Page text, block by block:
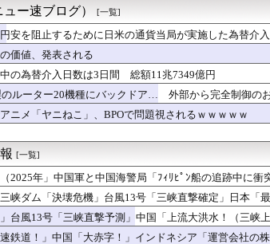
るよ」〈年金月17万円・74歳男性〉物価高で変...
にして収賄で起訴された
数年で枯渇、研究者の削減不可避
力応援表明 「このままでは勝てない」中道の態度を...
？「13歳の壁」と子どもが賢くなる生成AIの使...
・欧州でも「韓国旅行」ブーム
手術映像がヤバすぎる → 医療機器が飛び交う激震...
自ら玄関を開けて招き入れた客によって家の中が無茶...
ン”と呼ぶのも恥ずかしいレベル」“停滞”する久...
市線の橋脚にスプレーで落書きする動画がネットで話...
市区町村ランキング 1位 大阪市、2位 横浜市、...
ために日米の通貨当局が実施した為替介入は一時しの...
ならないよ 〜 【日本水産物輸入禁止に釈明が必要...
会 2011～12年に国際審判員らを性接待
れる
水を支援 ⇒ トイレの水にｗｗｗｗｗｗｗ
ー速ブログ） [一覧]
安を阻止するために日米の通貨当局が実施した為替介
価値、発表される
の為替介入日数は3日間 総額11兆7349億円
ルーター20機種にバックドア… 外部から完全制御の
ニメ「ヤニねこ」、BPOで問題視されるｗｗｗｗｗ
[一覧]
2025年」中国軍と中国海警局「ﾌｨﾘﾋﾟﾝ船の追跡中に
た事実報道！（2026年」→
峡ダム「決壊危機」台風13号「三峡直撃確定」日本「
ぶつかり合う（前代未聞」→
台風13号「三峡直撃予測」中国「上流大洪水！（三峡
中国「下流大水害（震え声」→
鉄道！」中国「大赤字！」インドネシア「運営会社の